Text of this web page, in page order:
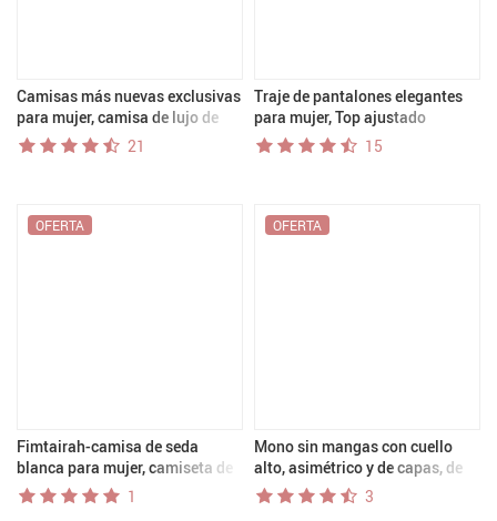
Camisas más nuevas exclusivas
para mujer, camisa de lujo de
manga larga con solapa, camisa
de satén con estampado de
21
Traje de pantalones elegantes
para mujer, Top ajustado
informal con cuello vuelto +
Pantalones largos de pierna
verano a la moda, 2 uds.
15
Fimtairah-camisa de seda
blanca para mujer, camiseta de
manga corta de alta gama, top
de seda de morera, 6A, 25MM,
OFERTA
1
Mono sin mangas con cuello
alto, asimétrico y de capas, de
pierna ancha para mujer,
elegante para eventos formales
OFERTA
3